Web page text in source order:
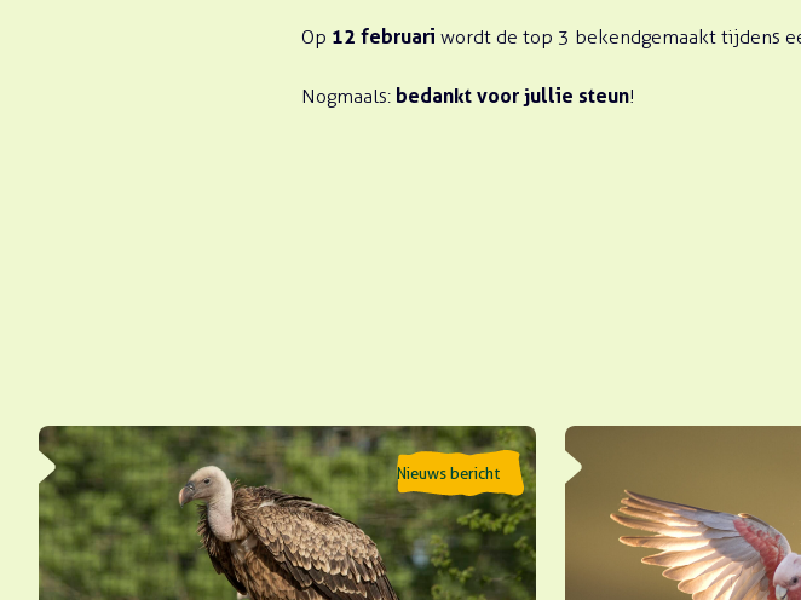
Op 12 februari wordt de top 3 bekendgemaakt tijdens
Nogmaals: bedankt voor jullie steun!
Nieuws bericht
Lees meer over Gierendag 2026